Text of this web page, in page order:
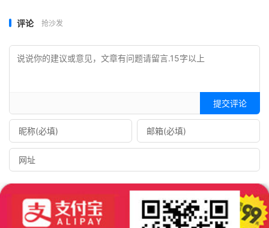
评论 抢沙发
提交评论